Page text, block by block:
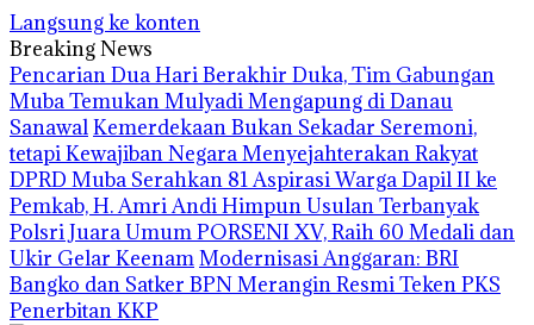
Langsung ke konten
Breaking News
Pencarian Dua Hari Berakhir Duka, Tim Gabungan
Muba Temukan Mulyadi Mengapung di Danau
SanawalKemerdekaan Bukan Sekadar Seremoni,
tetapi Kewajiban Negara Menyejahterakan Rakyat
DPRD Muba Serahkan 81 Aspirasi Warga Dapil II ke
Pemkab, H. Amri Andi Himpun Usulan Terbanyak
Polsri Juara Umum PORSENI XV, Raih 60 Medali dan
Ukir Gelar KeenamModernisasi Anggaran: BRI
Bangko dan Satker BPN Merangin Resmi Teken PKS
Penerbitan KKP